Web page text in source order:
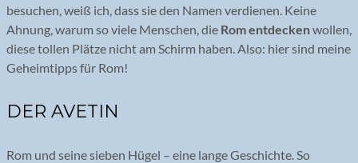
besuchen, weiß ich, dass sie den Namen verdienen. Keine
Ahnung, warum so viele Menschen, die Rom entdeckenwollen,
diese tollen Plätze nicht am Schirm haben. Also: hier sind meine
Geheimtipps für Rom!
DER AVETIN
Rom und seine sieben Hügel – eine lange Geschichte. So